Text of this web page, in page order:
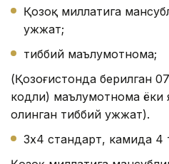
Қозоқ миллатига
ҳужжат;
тиббий маълумотнома;
(Қозоғистонда берилган
кодли) маълумотнома
олинган тиббий ҳужжат).
3х4 стандарт, камида 4